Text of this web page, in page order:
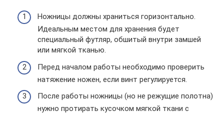
Ножницы должны храниться горизонтально.
Идеальным местом для хранения будет
специальный футляр, обшитый внутри замшей
или мягкой тканью.
Перед началом работы необходимо проверить
натяжение ножен, если винт регулируется.
После работы ножницы (но не режущие полотна)
нужно протирать кусочком мягкой ткани с